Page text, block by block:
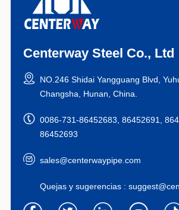
Centerway Steel Co., Ltd
NO.246 Shidai Yangguang Blvd,
Changsha, Hunan, China.
0086-731-86452683, 86452691,
86452693
sales@centerwaypipe.com
Quejas y sugerencias :